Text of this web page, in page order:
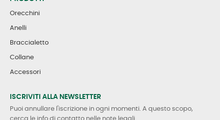
Orecchini
Anelli
Braccialetto
Collane
Accessori
ISCRIVITI ALLA NEWSLETTER
Puoi annullare l'iscrizione in ogni momenti. A questo scopo,
cerca le info di contatto nelle note legali.